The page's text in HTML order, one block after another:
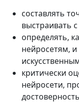
составлять
выстраивать
определять,
нейросетям,
критически
нейросети,